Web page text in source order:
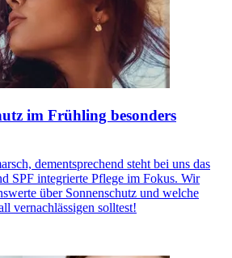
im Frühling besonders
dementsprechend steht bei uns das
SPF integrierte Pflege im Fokus. Wir
über Sonnenschutz und welche
vernachlässigen solltest!